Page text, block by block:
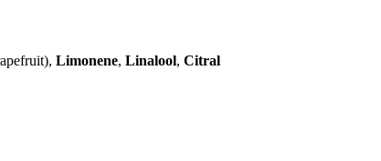
Limonene, Linalool, Citral